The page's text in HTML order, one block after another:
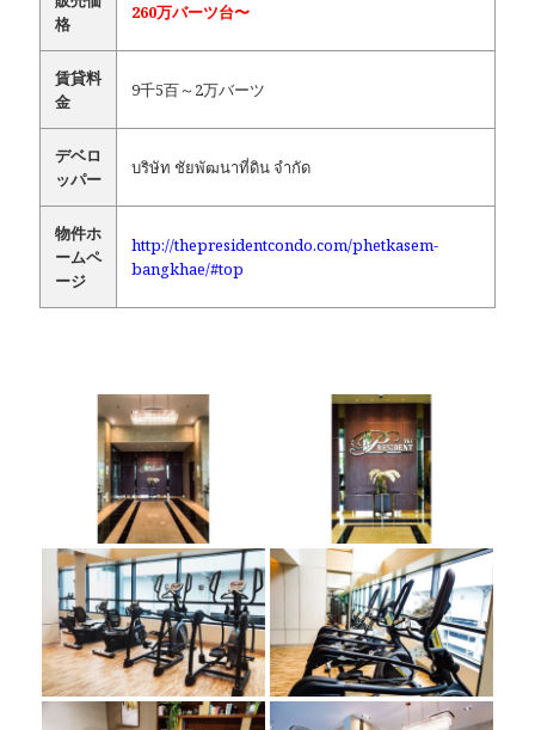
格
260万バーツ台〜
賃貸料
金
9千5百～2万バーツ
デベロ
ッパー
บริษัท ชัยพัฒนาที่ดิน จำกัด
物件ホ
ームペ
ージ
http://thepresidentcondo.com/phetkasem-
bangkhae/#top